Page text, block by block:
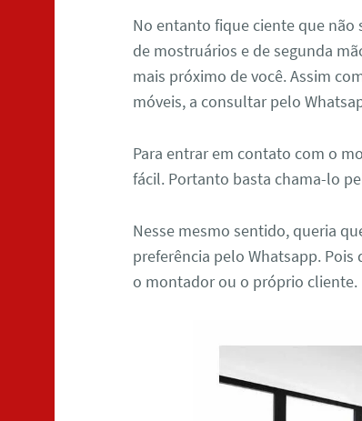
No entanto fique ciente que
de mostruários e de segunda
mais próximo de você. Assim
móveis, a consultar pelo
Para entrar em contato com o
fácil. Portanto basta chama-lo
Nesse mesmo sentido, queria
preferência pelo Whatsapp.
o montador ou o próprio cliente.